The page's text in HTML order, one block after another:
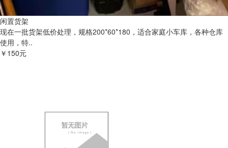
闲置货架
现在一批货架低价处理，规格200*60*180，适合家庭小车库，各种仓库
使用，特..
￥150元